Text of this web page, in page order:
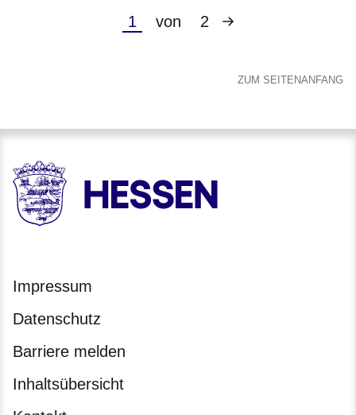
Aktuelle
1 von 2
Nächste
ZUM SEITENANFANG
HESSEN - Hessische Landesregierung
Impressum
Datenschutz
Barriere melden
Inhaltsübersicht